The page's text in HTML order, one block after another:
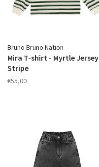
Bruno Bruno Nation
Mira T-shirt - Myrtle Jersey
Stripe
€55,00